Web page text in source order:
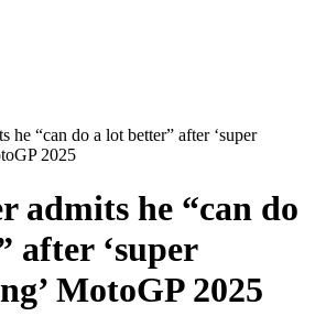
he “can do a lot better” after ‘super
2025
admits he “can do
after ‘super
MotoGP 2025